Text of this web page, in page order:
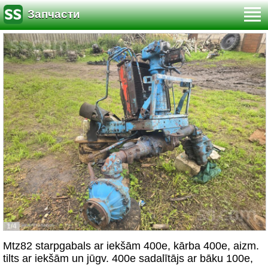
Запчасти
1/4
Mtz82 starpgabals ar iekšām 400e, kārba 400e, aizm.
tilts ar iekšām un jūgv. 400e sadalītājs ar bāku 100e,